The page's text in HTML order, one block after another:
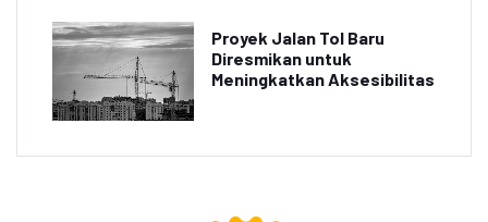
Proyek Jalan Tol Baru
Diresmikan untuk
Meningkatkan Aksesibilitas